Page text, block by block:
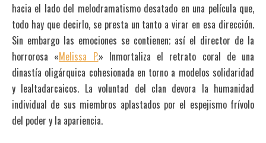
hacia el lado del melodramatismo desatado en una película que,
todo hay que decirlo, se presta un tanto a virar en esa dirección.
Sin embargo las emociones se contienen; así el director de la
horrorosa «Melissa P.» Inmortaliza el retrato coral de una
dinastía oligárquica cohesionada en torno a modelos solidaridad
y lealtadarcaicos. La voluntad del clan devora la humanidad
individual de sus miembros aplastados por el espejismo frívolo
del poder y la apariencia.